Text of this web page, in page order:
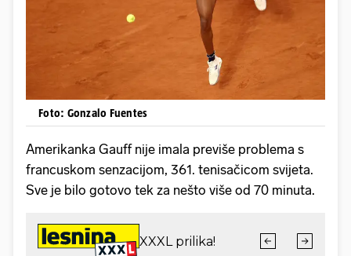
Foto: Gonzalo Fuentes
Amerikanka Gauff nije imala previše problema s
francuskom senzacijom, 361. tenisačicom svijeta.
Sve je bilo gotovo tek za nešto više od 70 minuta.